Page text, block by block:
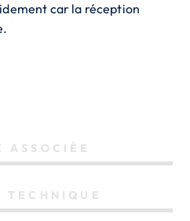
car la réception
ASSOCIÉE
TECHNIQUE